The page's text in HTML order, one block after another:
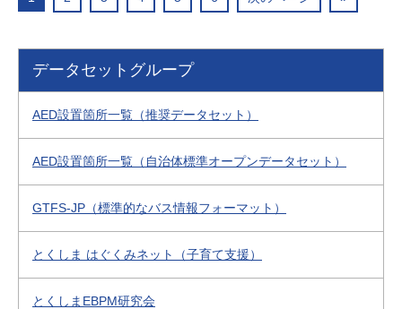
データセットグループ
AED設置箇所一覧（推奨データセット）
AED設置箇所一覧（自治体標準オープンデータセット）
GTFS-JP（標準的なバス情報フォーマット）
とくしま はぐくみネット（子育て支援）
とくしまEBPM研究会